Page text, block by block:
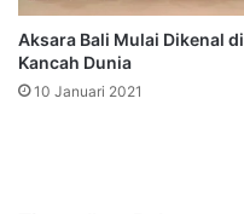
Aksara Bali Mulai Dikenal di
Kancah Dunia
10 Januari 2021